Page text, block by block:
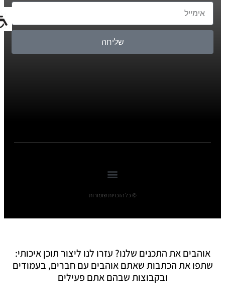
שליחה
© כל הזכויות שומורות
אוהבים את התכנים שלנו? עזרו לנו ליצור תוכן איכותי:
שתפו את הכתבות שאתם אוהבים עם חברים, בעמודים
ובקבוצות שבהם אתם פעילים